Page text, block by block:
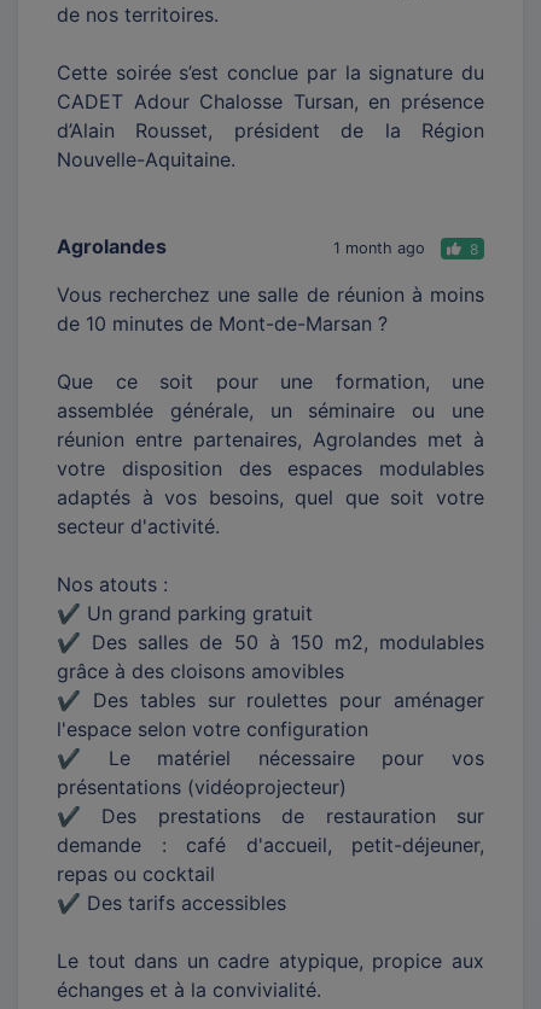
de nos territoires.
Cette soirée s’est conclue par la signature du
CADET Adour Chalosse Tursan, en présence
d’Alain Rousset, président de la Région
Nouvelle-Aquitaine.
Agrolandes 1 month ago 8
Vous recherchez une salle de réunion à moins
de 10 minutes de Mont-de-Marsan ?
Que ce soit pour une formation, une
assemblée générale, un séminaire ou une
réunion entre partenaires, Agrolandes met à
votre disposition des espaces modulables
adaptés à vos besoins, quel que soit votre
secteur d'activité.
Nos atouts :
✔️ Un grand parking gratuit
✔️ Des salles de 50 à 150 m2, modulables
grâce à des cloisons amovibles
✔️ Des tables sur roulettes pour aménager
l'espace selon votre configuration
✔️ Le matériel nécessaire pour vos
présentations (vidéoprojecteur)
✔️ Des prestations de restauration sur
demande : café d'accueil, petit-déjeuner,
repas ou cocktail
✔️ Des tarifs accessibles
Le tout dans un cadre atypique, propice aux
échanges et à la convivialité.